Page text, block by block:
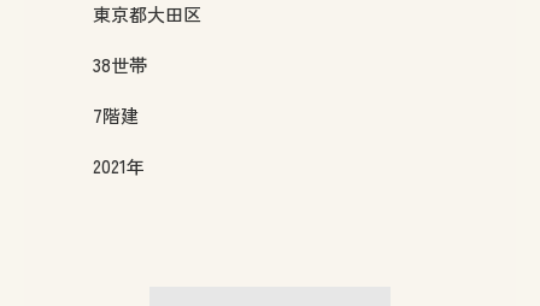
東京都大田区
38世帯
7階建
2021年